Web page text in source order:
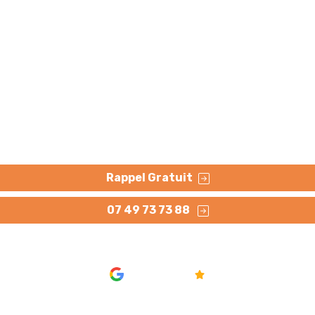
Rappel Gratuit
07 49 73 73 88